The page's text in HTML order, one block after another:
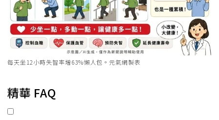
每天坐12小時失智率增63%懶人包。元氣網製表
精華 FAQ